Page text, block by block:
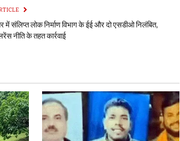
में संलिप्त लोक निर्माण विभाग के ईई और दो एसडीओ निलंबित,
नीति के तहत कार्रवाई